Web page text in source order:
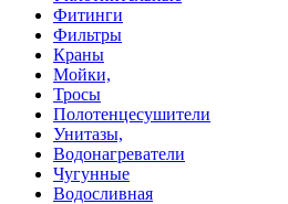
Фитинги
Фильтры
Краны
Мойки,
Тросы
Полотенцесушители
Унитазы,
Водонагреватели
Чугунные
Водосливная